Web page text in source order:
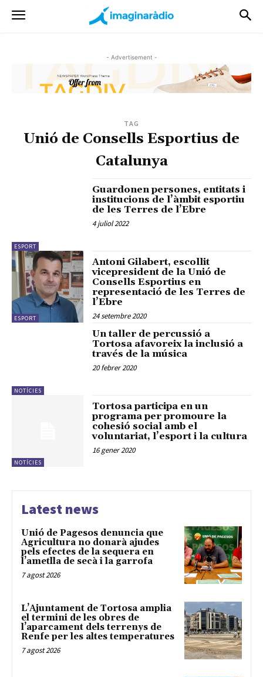
- Advertisement -
TAG
Unió de Consells Esportius de
Catalunya
ESPORT
Guardonen persones, entitats i
institucions de l’àmbit esportiu
de les Terres de l’Ebre
4 juliol 2022
ESPORT
Antoni Gilabert, escollit
vicepresident de la Unió de
Consells Esportius en
representació de les Terres de
l’Ebre
24 setembre 2020
NOTÍCIES
Un taller de percussió a
Tortosa afavoreix la inclusió a
través de la música
20 febrer 2020
NOTÍCIES
Tortosa participa en un
programa per promoure la
cohesió social amb el
voluntariat, l’esport i la cultura
16 gener 2020
Latest news
Unió de Pagesos denuncia que
Agricultura no donarà ajudes
pels efectes de la sequera en
l’ametlla de secà i la garrofa
7 agost 2026
L’Ajuntament de Tortosa amplia
el termini de les obres de
l’aparcament dels terrenys de
Renfe per les altes temperatures
7 agost 2026